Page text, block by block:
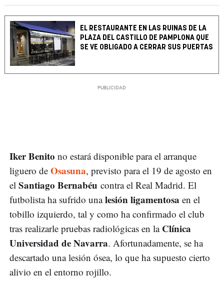
EL RESTAURANTE EN LAS RUINAS DE LA
PLAZA DEL CASTILLO DE PAMPLONA QUE
SE VE OBLIGADO A CERRAR SUS PUERTAS
Iker Benito no estará disponible para el arranque
liguero de Osasuna, previsto para el 19 de agosto en
el Santiago Bernabéu contra el Real Madrid. El
futbolista ha sufrido unalesión ligamentosa en el
tobillo izquierdo, tal y como ha confirmado el club
tras realizarle pruebas radiológicas en la Clínica
Universidad de Navarra. Afortunadamente, se ha
descartado una lesión ósea, lo que ha supuesto cierto
alivio en el entorno rojillo.